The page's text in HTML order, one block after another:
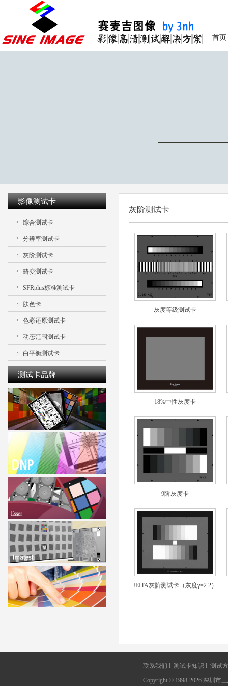
首页
影像测试卡
综合测试卡
分辨率测试卡
灰阶测试卡
畸变测试卡
SFRplus标准测试卡
肤色卡
色彩还原测试卡
动态范围测试卡
白平衡测试卡
测试卡品牌
灰阶测试卡
灰度等级测试卡
18%中性灰度卡
9阶灰度卡
JEITA灰阶测试卡（灰度γ=2.2）
联系我们 l 测试卡知识 l 测试
Copyright © 1998-2026 深圳市